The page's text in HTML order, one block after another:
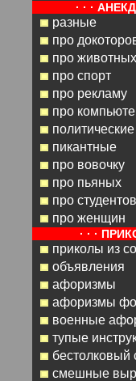
· · ·
разные
про
про животных
про спорт
про рекламу
про
политические
пикантные
про вовочку
про пьяных
про студентов
про женщин
· · ·
приколы из
объявления
афоризмы
афоризмы
военные
тупые
бестолковый
смешные